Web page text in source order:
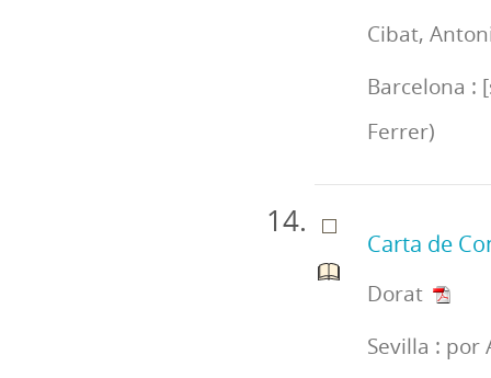
Cibat,
Barcelona :
Ferrer)
Carta de
Dorat
Sevilla : por